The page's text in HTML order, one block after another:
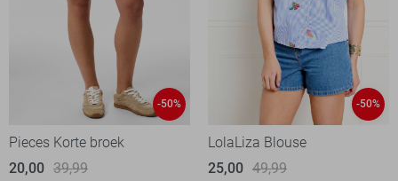
-50%
Pieces Korte broek
20,00 39,99
-50%
LolaLiza Blouse
25,00 49,99